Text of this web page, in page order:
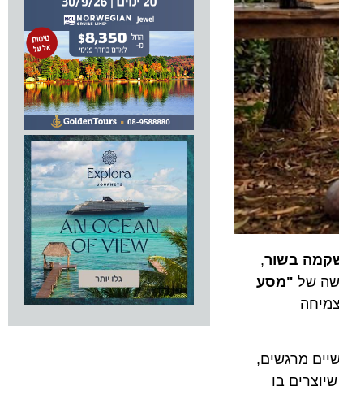
בשור,
"מסע
מרגשים,
בו